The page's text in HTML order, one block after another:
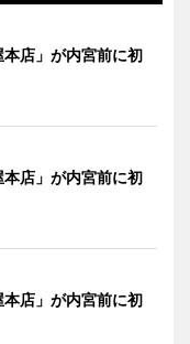
店」が内宮前に初
店」が内宮前に初
店」が内宮前に初